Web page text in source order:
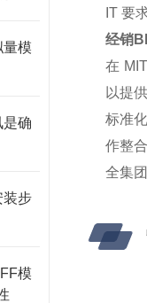
模
确
装步
模
IT 要
经销
在
以提
标准
作整
全集